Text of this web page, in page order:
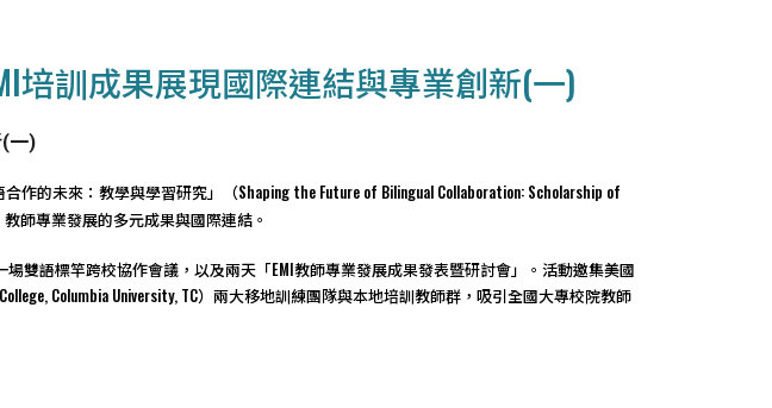
訓成果展現國際連結與專業創新(一)
一)
作的未來：教學與學習研究」（Shaping the Future of Bilingual Collaboration: Scholarship of
教師專業發展的多元成果與國際連結。
雙語標竿跨校協作會議，以及兩天「EMI教師專業發展成果發表暨研討會」。活動邀集美國
Columbia University, TC）兩大移地訓練團隊與本地培訓教師群，吸引全國大專校院教師